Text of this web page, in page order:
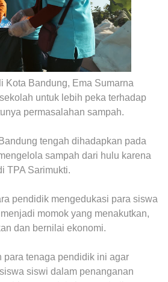
Kota Bandung, Ema Sumarna
untuk lebih peka terhadap
permasalahan sampah.
tengah dihadapkan pada
sampah dari hulu karena
TPA Sarimukti.
pendidik mengedukasi para siswa
momok yang menakutkan,
dan bernilai ekonomi.
para tenaga pendidik ini agar
siswi dalam penanganan